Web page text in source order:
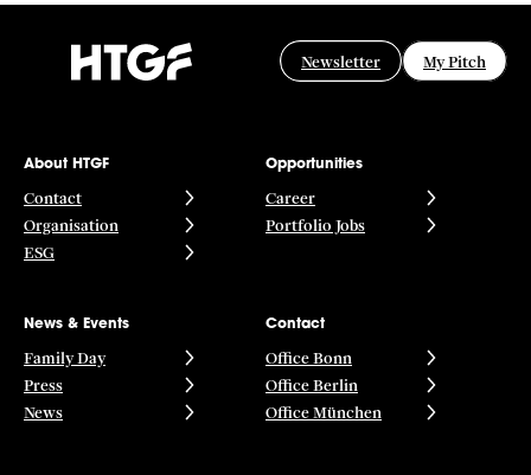
Newsletter My Pitch
About HTGF
Contact
Organisation
ESG
Opportunities
Career
Portfolio Jobs
News & Events
Family Day
Press
News
Contact
Office Bonn
Office Berlin
Office München